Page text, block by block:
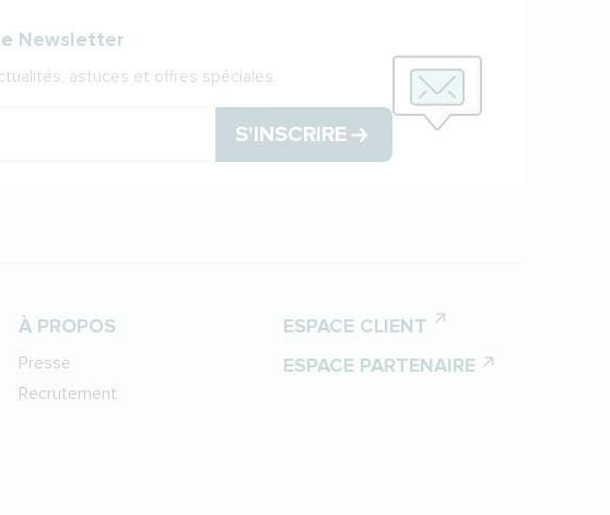
Newsletter
astuces et offres spéciales.
S'INSCRIRE
À PROPOS
Presse
Recrutement
ESPACE CLIENT
ESPACE PARTENAIRE